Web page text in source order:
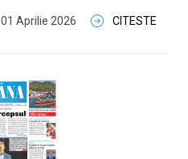
01 Aprilie 2026 CITESTE